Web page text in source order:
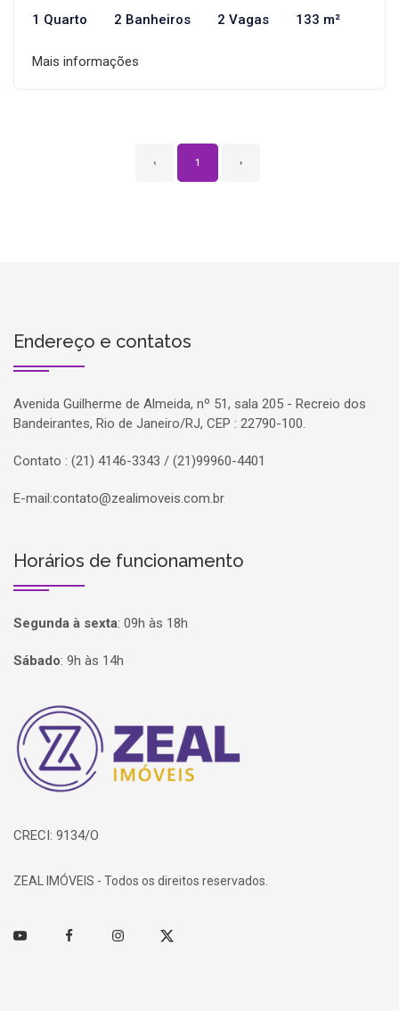
1 Quarto 2 Banheiros 2 Vagas 133 m²
Mais informações
‹ 1 ›
Endereço e contatos
Avenida Guilherme de Almeida, nº 51, sala 205 - Recreio dos
Bandeirantes, Rio de Janeiro/RJ, CEP : 22790-100.
Contato : (21) 4146-3343 / (21)99960-4401
E-mail:contato@zealimoveis.com.br
Horários de funcionamento
Segunda à sexta: 09h às 18h
Sábado: 9h às 14h
Página inicial
CRECI: 9134/O
ZEAL IMÓVEIS - Todos os direitos reservados.
Youtube FacebookInstagramTwitter